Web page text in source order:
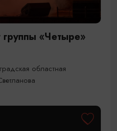
«Четыре»
областная